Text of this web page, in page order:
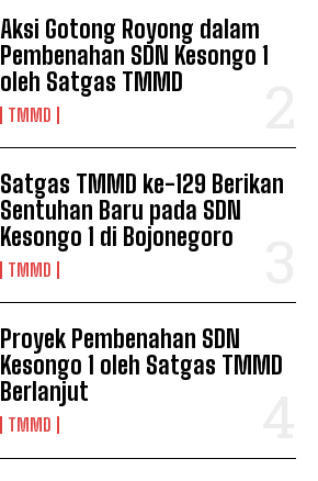
Aksi Gotong Royong dalam
Pembenahan SDN Kesongo 1
oleh Satgas TMMD
TMMD
Satgas TMMD ke-129 Berikan
Sentuhan Baru pada SDN
Kesongo 1 di Bojonegoro
TMMD
Proyek Pembenahan SDN
Kesongo 1 oleh Satgas TMMD
Berlanjut
TMMD